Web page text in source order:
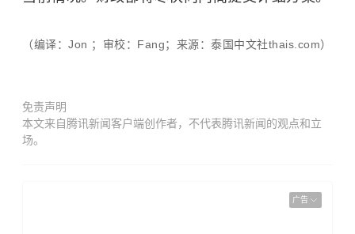
（编译：Jon ；审校：Fang；来源：泰国中文社thais.com）
免责声明
本文来自腾讯新闻客户端创作者，不代表腾讯新闻的观点和立
场。
广告